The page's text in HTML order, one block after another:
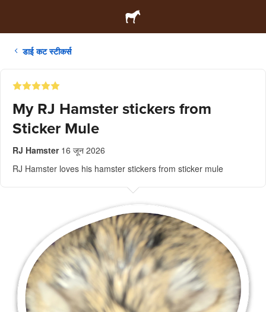
डाई कट स्टीकर्स
My RJ Hamster stickers from
Sticker Mule
RJ Hamster 16 जून 2026
RJ Hamster loves his hamster stickers from sticker mule